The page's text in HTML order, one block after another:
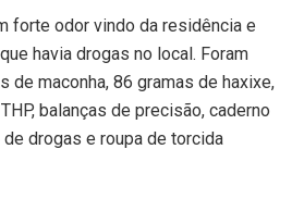
forte odor vindo da residência e
havia drogas no local. Foram
de maconha, 86 gramas de haxixe,
balanças de precisão, caderno
drogas e roupa de torcida